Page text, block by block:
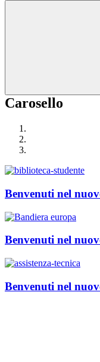
Carosello
Benvenuti nel
Benvenuti nel
Benvenuti nel